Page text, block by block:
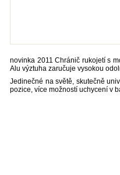
novinka 2011 Chránič rukojetí s
Alu výztuha zaručuje vysokou
Jedinečné na světě, skutečně
pozice, více možností uchycení v